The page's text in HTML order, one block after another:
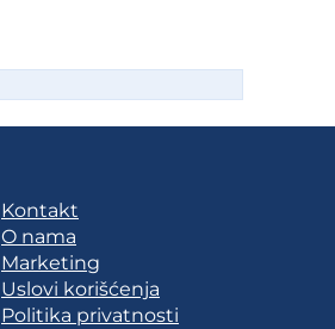
Kontakt
O nama
Marketing
Uslovi korišćenja
Politika privatnosti